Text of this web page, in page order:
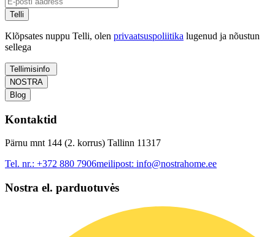
Telli
Klõpsates nuppu Telli, olen privaatsuspoliitika lugenud ja nõustun
sellega
Tellimisinfo
NOSTRA
Blog
Kontaktid
Pärnu mnt 144 (2. korrus) Tallinn 11317
Tel. nr.: +372 880 7906meilipost: info@nostrahome.ee
Nostra el. parduotuvės